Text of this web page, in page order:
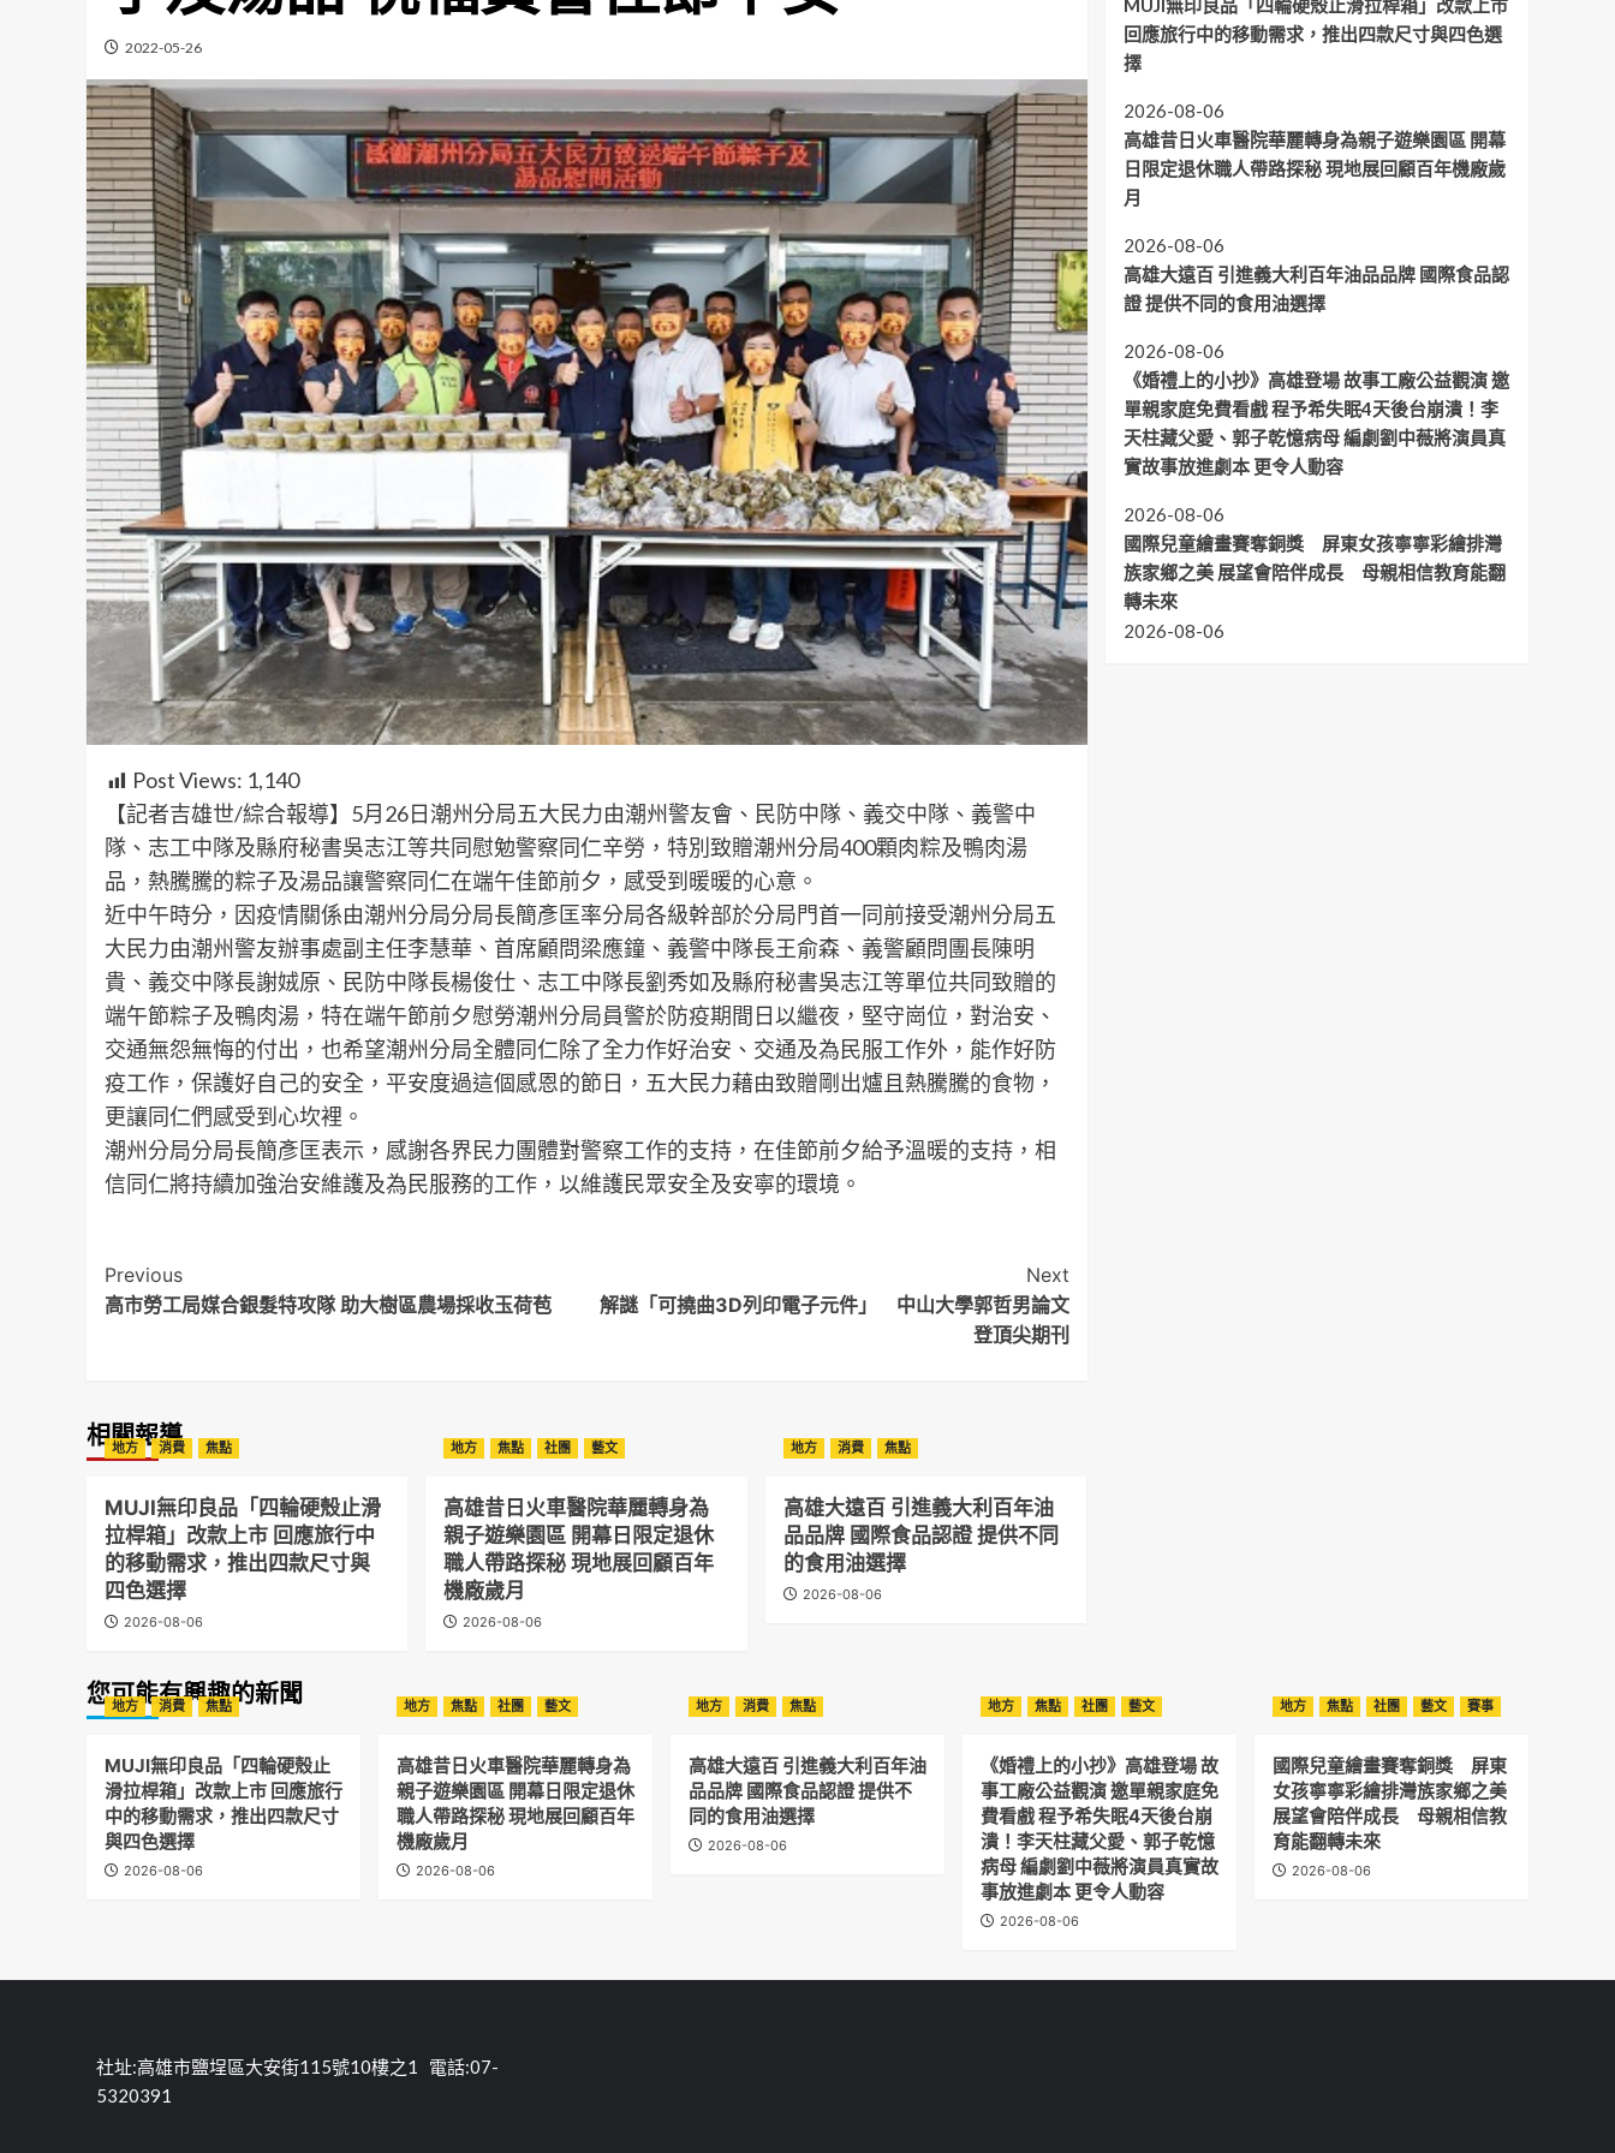
2022-05-26
Post Views: 1,140
【記者吉雄世/綜合報導】5月26日潮州分局五大民力由潮州警友會、民防中隊、義交中隊、義警中
隊、志工中隊及縣府秘書吳志江等共同慰勉警察同仁辛勞，特別致贈潮州分局400顆肉粽及鴨肉湯
品，熱騰騰的粽子及湯品讓警察同仁在端午佳節前夕，感受到暖暖的心意。
近中午時分，因疫情關係由潮州分局分局長簡彥匡率分局各級幹部於分局門首一同前接受潮州分局五
大民力由潮州警友辦事處副主任李慧華、首席顧問梁應鐘、義警中隊長王俞森、義警顧問團長陳明
貴、義交中隊長謝娀原、民防中隊長楊俊仕、志工中隊長劉秀如及縣府秘書吳志江等單位共同致贈的
端午節粽子及鴨肉湯，特在端午節前夕慰勞潮州分局員警於防疫期間日以繼夜，堅守崗位，對治安、
交通無怨無悔的付出，也希望潮州分局全體同仁除了全力作好治安、交通及為民服工作外，能作好防
疫工作，保護好自己的安全，平安度過這個感恩的節日，五大民力藉由致贈剛出爐且熱騰騰的食物，
更讓同仁們感受到心坎裡。
潮州分局分局長簡彥匡表示，感謝各界民力團體對警察工作的支持，在佳節前夕給予溫暖的支持，相
信同仁將持續加強治安維護及為民服務的工作，以維護民眾安全及安寧的環境。
Post
Navigation
Previous
高市勞工局媒合銀髮特攻隊 助大樹區農場採收玉荷苞
Next
解謎「可撓曲3D列印電子元件」 中山大學郭哲男論文
登頂尖期刊
相關報導
地方 消費 焦點
MUJI無印良品「四輪硬殼止滑
拉桿箱」改款上市 回應旅行中
的移動需求，推出四款尺寸與
四色選擇
2026-08-06
地方 焦點 社團 藝文
高雄昔日火車醫院華麗轉身為
親子遊樂園區 開幕日限定退休
職人帶路探秘 現地展回顧百年
機廠歲月
2026-08-06
地方 消費 焦點
高雄大遠百 引進義大利百年油
品品牌 國際食品認證 提供不同
的食用油選擇
2026-08-06
MUJI無印良品「四輪硬殼止滑拉桿箱」改款上市
回應旅行中的移動需求，推出四款尺寸與四色選
擇
2026-08-06
高雄昔日火車醫院華麗轉身為親子遊樂園區 開幕
日限定退休職人帶路探秘 現地展回顧百年機廠歲
月
2026-08-06
高雄大遠百 引進義大利百年油品品牌 國際食品認
證 提供不同的食用油選擇
2026-08-06
《婚禮上的小抄》高雄登場 故事工廠公益觀演 邀
單親家庭免費看戲 程予希失眠4天後台崩潰！李
天柱藏父愛、郭子乾憶病母 編劇劉中薇將演員真
實故事放進劇本 更令人動容
2026-08-06
國際兒童繪畫賽奪銅獎 屏東女孩寧寧彩繪排灣
族家鄉之美 展望會陪伴成長 母親相信教育能翻
轉未來
2026-08-06
您可能有興趣的新聞
地方 消費 焦點
MUJI無印良品「四輪硬殼止
滑拉桿箱」改款上市 回應旅行
中的移動需求，推出四款尺寸
與四色選擇
2026-08-06
地方 焦點 社團 藝文
高雄昔日火車醫院華麗轉身為
親子遊樂園區 開幕日限定退休
職人帶路探秘 現地展回顧百年
機廠歲月
2026-08-06
地方 消費 焦點
高雄大遠百 引進義大利百年油
品品牌 國際食品認證 提供不
同的食用油選擇
2026-08-06
地方 焦點 社團 藝文
《婚禮上的小抄》高雄登場 故
事工廠公益觀演 邀單親家庭免
費看戲 程予希失眠4天後台崩
潰！李天柱藏父愛、郭子乾憶
病母 編劇劉中薇將演員真實故
事放進劇本 更令人動容
2026-08-06
地方 焦點 社團 藝文 賽事
國際兒童繪畫賽奪銅獎 屏東
女孩寧寧彩繪排灣族家鄉之美
展望會陪伴成長 母親相信教
育能翻轉未來
2026-08-06
社址:高雄市鹽埕區大安街115號10樓之1 電話:07-
5320391